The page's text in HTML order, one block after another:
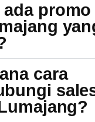
ada
cara